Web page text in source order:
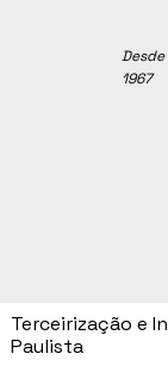
Desde
1967
Terceirização e
Paulista